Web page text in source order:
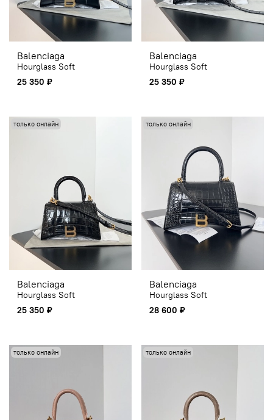
Balenciaga
Hourglass Soft
25 350 ₽
Balenciaga
Hourglass Soft
25 350 ₽
только онлайн
Balenciaga
Hourglass Soft
25 350 ₽
только онлайн
Balenciaga
Hourglass Soft
28 600 ₽
только онлайн только онлайн